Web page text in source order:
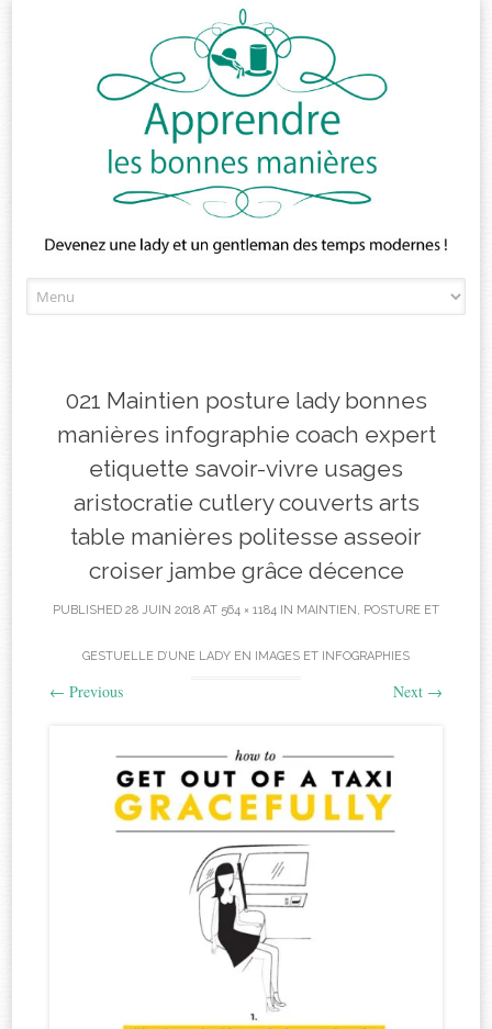
to
021 Maintien posture lady bonnes
manières infographie coach expert
etiquette savoir-vivre usages
aristocratie cutlery couverts arts
table manières politesse asseoir
croiser jambe grâce décence
PUBLISHED 28 JUIN 2018 AT 564 × 1184 IN MAINTIEN, POSTURE ET
GESTUELLE D’UNE LADY EN IMAGES ET INFOGRAPHIES
← Previous Next →